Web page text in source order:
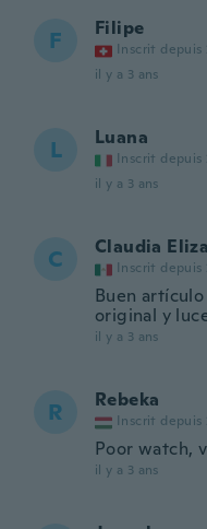
F Filipe
Inscrit depuis
il y a 3 ans
L Luana
Inscrit depuis
il y a 3 ans
C Claudia
Inscrit depuis
Buen
original y
il y a 3 ans
R Rebeka
Inscrit depuis
Poor watch,
il y a 3 ans